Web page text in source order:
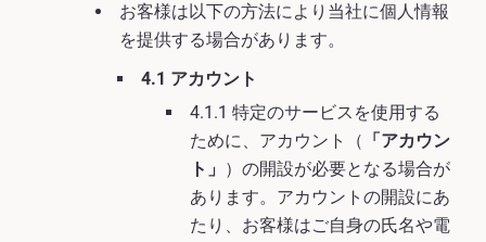
お客様は以下の方法により当社に個人情報
を提供する場合があります。
4.1 アカウント
4.1.1 特定のサービスを使用する
ために、アカウント（ 「アカウン
ト」 ）の開設が必要となる場合が
あります。アカウントの開設にあ
たり、お客様はご自身の氏名や電